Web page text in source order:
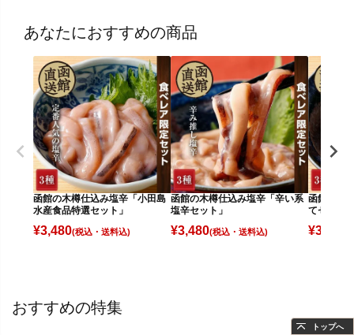
あなたにおすすめの商品
函館の木樽仕込み塩辛「小田島
水産食品特選セット」
¥3,480(税込)
函館の木樽仕込み塩辛「辛い系
塩辛セット」
¥3,480(税込)
函館の木
てセット
¥3,480
おすすめの特集
トップへ